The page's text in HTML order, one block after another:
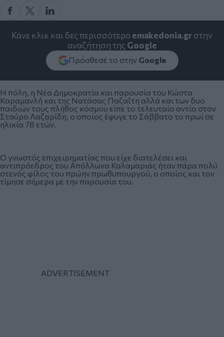
Κάνε κλικ και δες περισσότερο emakedonia.grστην
αναζήτηση της Google
Πρόσθεσέ το στην Google
Η πόλη, η Νέα Δημοκρατία και παρουσία του Κώστα
Καραμανλή και της Νατάσας Παζαΐτη αλλά και των δυο
παιδιών τους πλήθος κόσμου είπε το τελευταίο αντίο στον
Σταύρο Λαζαρίδη, ο οποίος έφυγε το Σάββατο το πρωί σε
ηλικία 78 ετών.
Ο γνωστός επιχειρηματίας που είχε διατελέσει και
αντιπρόεδρος του Απόλλωνα Καλαμαριάς ήταν πάρα πολύ
στενός φίλος του πρώην πρωθυπουργού, ο οποίος και τον
τίμησε σήμερα με την παρουσία του.